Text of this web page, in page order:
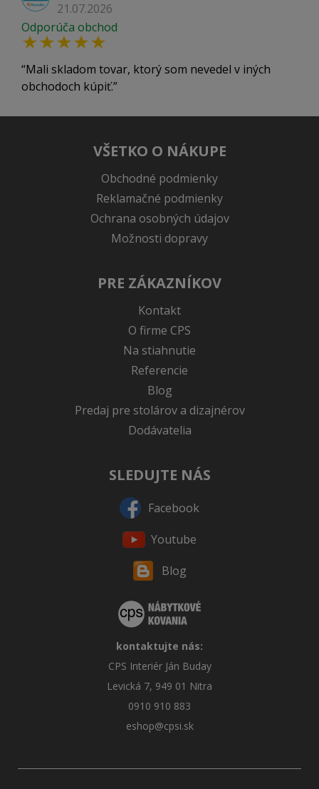
21.07.2026
Odporúča obchod
Mali skladom tovar, ktorý som nevedel v iných
obchodoch kúpiť.
VŠETKO O NÁKUPE
Obchodné podmienky
Reklamačné podmienky
Ochrana osobných údajov
Možnosti dopravy
PRE ZÁKAZNÍKOV
Kontakt
O firme CPS
Na stiahnutie
Referencie
Blog
Predaj pre stolárov a dizajnérov
Dodávatelia
SLEDUJTE NÁS
Facebook
Youtube
Blog
kontaktujte nás:
CPS Interiér Ján Buday
Levická 7, 949 01 Nitra
0910 910 883
eshop@cpsi.sk